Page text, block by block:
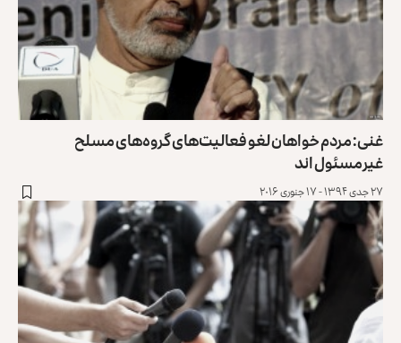
غنی: مردم خواهان لغو فعالیت‌های گروه‌های مسلح
غیرمسئول اند
۲۷ جدی ۱۳۹۴ - ۱۷ جنوری ۲۰۱۶